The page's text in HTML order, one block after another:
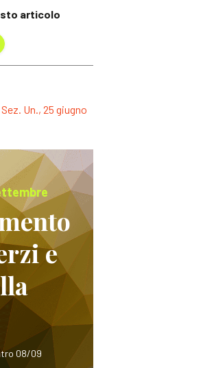
articolo
Un., 25 giugno
e
08/09